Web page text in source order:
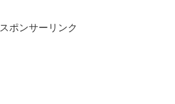
スポンサーリンク